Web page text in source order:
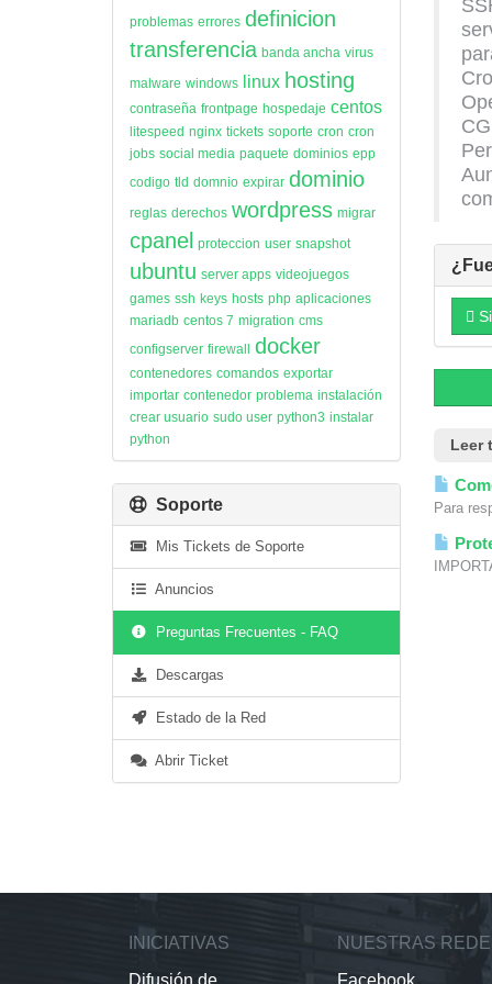
Si
Leer
Para
problemas errores definicion
transferencia banda ancha virus
malware windows linux hosting
contraseña frontpage hospedaje centos
litespeed nginx tickets soporte cron cron
jobs social media paquete dominios epp
codigo tld domnio expirar dominio
reglas derechos wordpress migrar
cpanel proteccion user snapshot
ubuntu server apps videojuegos
games ssh keys hosts php aplicaciones
mariadb centos 7 migration cms
configserver firewall docker
contenedores comandos exportar
importar contenedor problema instalación
crear usuario sudo user python3 instalar
python
Soporte
Mis Tickets de Soporte
Anuncios
Preguntas Frecuentes - FAQ
Descargas
Estado de la Red
Abrir Ticket
INICIATIVAS
Difusión de
NUESTRAS
Facebook